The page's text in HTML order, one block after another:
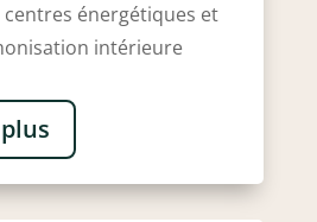
énergétiques et
intérieure